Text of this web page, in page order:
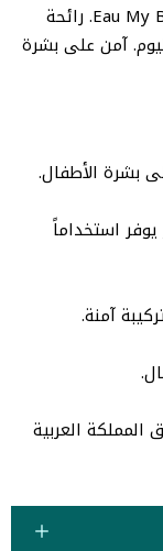
عطر بيبي خالٍ من الكحول 150 مل. ماركة Eau My BB. رائحة
آمن على بشرة
بشرة الأطفال.
أكبر يوفر استخداماً
آمنة.
مناطق المملكة العربية